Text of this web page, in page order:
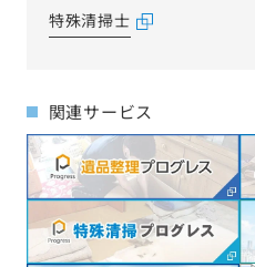
特殊清掃士
関連サービス